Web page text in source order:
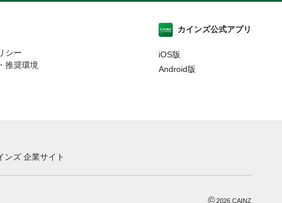
シー
推奨環境
カインズ公式アプリ
iOS版
Android版
ンズ 企業サイト
©2026 CAINZ